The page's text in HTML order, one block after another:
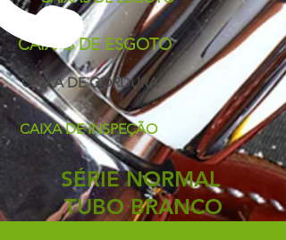
SÉRIE NORMAL
TUBO BRANCO
CAIXAS DE ESGOTO
CAIXA DE GORDURA
CAIXA DE INSPEÇÃO